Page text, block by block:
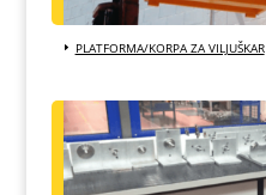
PLATFORMA/KORPA ZA VILJUŠKAR